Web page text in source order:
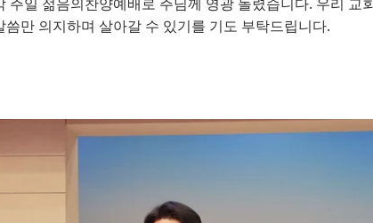
찬양예배_2024.
씀만 의지하며 살아갈 수 있기를 기도 부탁드립니다.